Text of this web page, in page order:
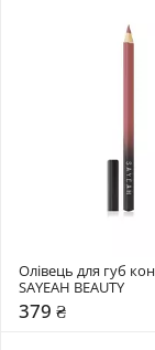
Олівець для губ
SAYEAH BEAUTY
379 ₴